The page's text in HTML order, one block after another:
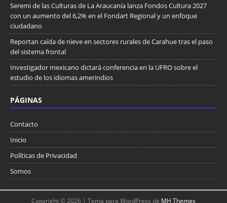
Seremi de las Culturas de La Araucanía lanza Fondos Cultura 2027
con un aumento del 6,2% en el Fondart Regional y un enfoque
ciudadano
Reportan caída de nieve en sectores rurales de Carahue tras el paso
del sistema frontal
Investigador mexicano dictará conferencia en la UFRO sobre el
estudio de los idiomas amerindios
PÁGINAS
Contacto
Inicio
Políticas de Privacidad
Somos
Copyright © 2026 | Tema para WordPress de MH Themes